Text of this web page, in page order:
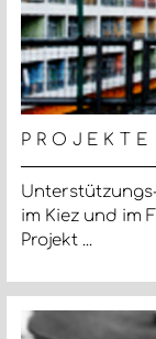
im Kiez und im
Projekt ...